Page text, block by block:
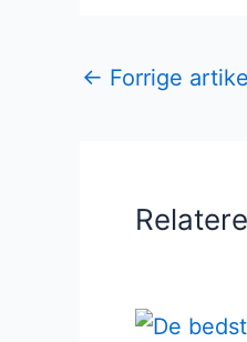
← Forrige